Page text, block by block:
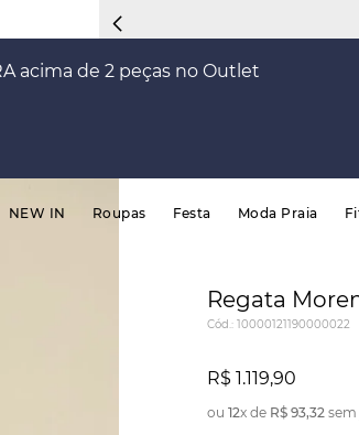
acima de 2 peças no Outlet
NEW IN Roupas Festa Moda Praia
Regata
Cód.: 10000121190000022
R$ 1.119,90
ou 12x de R$ 93,32